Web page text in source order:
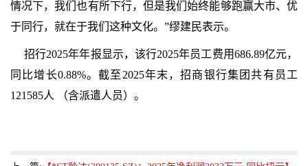
情况下，我们也有所下行，但是我们始终能够跑赢大市、优
于同行，就在于我们这种文化。”缪建民表示。
招行2025年年报显示，该行2025年员工费用686.89亿元，
同比增长0.88%。截至2025年末，招商银行集团共有员工
121585人 （含派遣人员）。